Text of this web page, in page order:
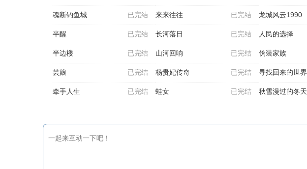
已完结
魂断钓鱼城 已完结
来来往往 龙城风云1990
已完结
半醒 已完结
长河落日 人民的选择
已完结
半边楼 已完结
山河回响 伪装家族
已完结
芸娘 已完结
杨贵妃传奇 寻找回来的世界
已完结
牵手人生 已完结
蛙女 秋雪漫过的冬天